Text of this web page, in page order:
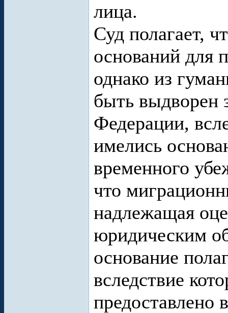
лица.
Суд полагает,
оснований для
однако из
быть выдворен
Федерации,
имелись
временного
что
надлежащая
юридическим
основание
вследствие
предоставлено